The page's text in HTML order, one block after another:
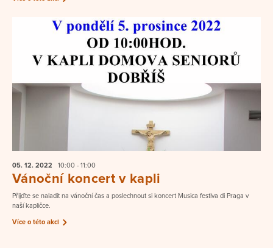
05. 12. 2022 10:00 - 11:00
Vánoční koncert v kapli
Přijďte se naladit na vánoční čas a poslechnout si koncert Musica festiva di Praga v
naší kapličce.
Více o této akci